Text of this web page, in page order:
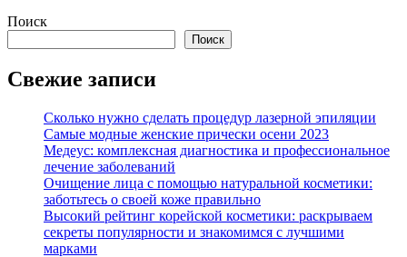
Поиск
Поиск
Свежие записи
Сколько нужно сделать процедур лазерной эпиляции
Самые модные женские прически осени 2023
Медеус: комплексная диагностика и профессиональное
лечение заболеваний
Очищение лица с помощью натуральной косметики:
заботьтесь о своей коже правильно
Высокий рейтинг корейской косметики: раскрываем
секреты популярности и знакомимся с лучшими
марками